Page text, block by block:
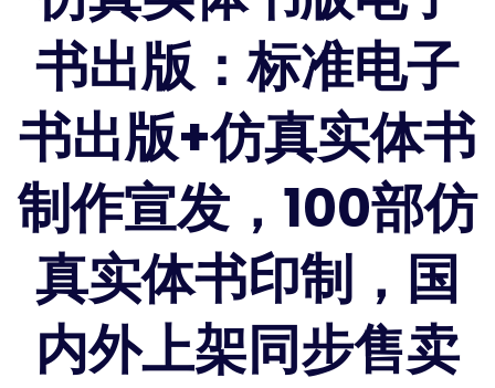
书出版：标准电子
书出版+仿真实体书
制作宣发，100部仿
真实体书印制，国
内外上架同步售卖